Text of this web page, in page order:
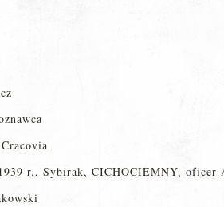
r., Sybirak, CICHOCIEMNY, oficer